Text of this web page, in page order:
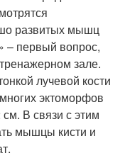
развитых мышц
– первый вопрос,
зале.
лучевой кости
эктоморфов
В связи с этим
мышцы кисти и